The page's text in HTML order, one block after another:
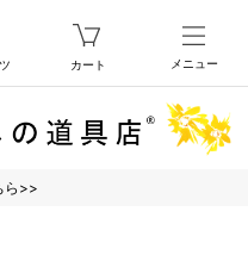
カート メニュー
ら>>